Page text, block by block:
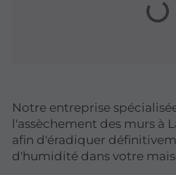
Notre entreprise
l'assèchement des murs à
afin d'éradiquer
d'humidité dans votre